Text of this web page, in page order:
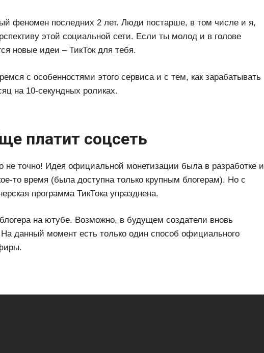
феномен последних 2 лет. Люди постарше, в том числе и я,
этой социальной сети. Если ты молод и в голове
новые идеи – ТикТок для тебя.
с особенностями этого сервиса и с тем, как зарабатывать
на 10-секундных роликах.
платит соцсеть
не точно! Идея официальной монетизации была в разработке и
то время (была доступна только крупным блогерам). Но с
программа ТикТока упразднена.
на ютубе. Возможно, в будущем создатели вновь
На данный момент есть только один способ официального